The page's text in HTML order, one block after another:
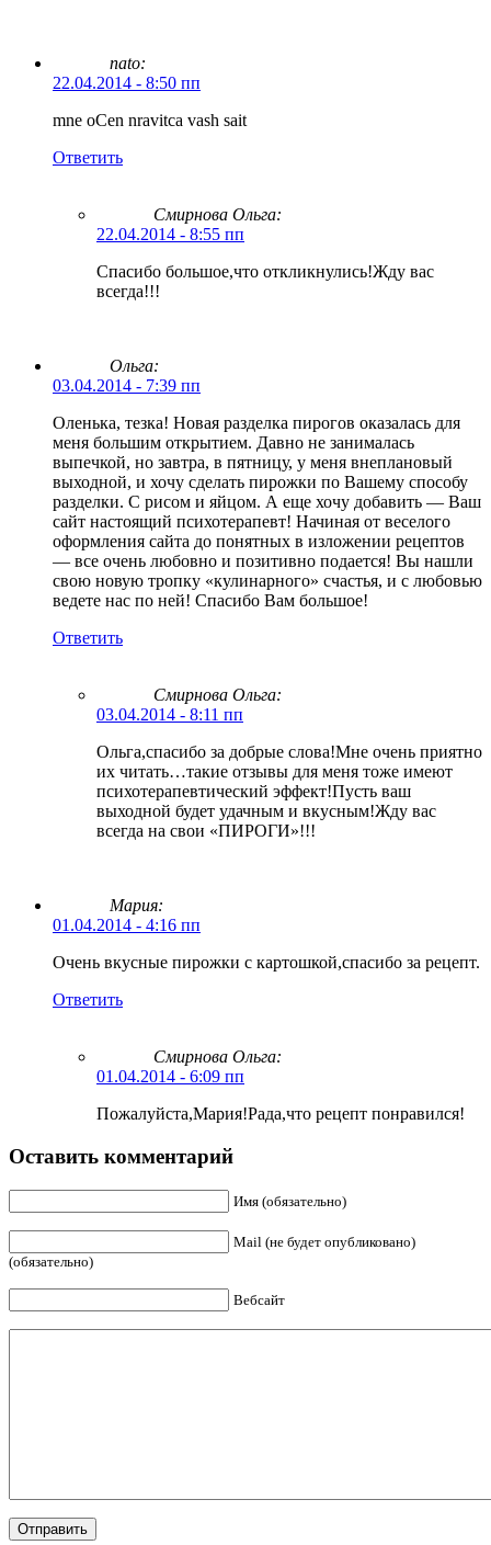
nato:
22.04.2014 - 8:50 пп
mne oCen nravitca vash sait
Ответить
Смирнова Ольга:
22.04.2014 - 8:55 пп
Спасибо большое,что откликнулись!Жду вас
всегда!!!
Ольга:
03.04.2014 - 7:39 пп
Оленька, тезка! Новая разделка пирогов оказалась для
меня большим открытием. Давно не занималась
выпечкой, но завтра, в пятницу, у меня внеплановый
выходной, и хочу сделать пирожки по Вашему способу
разделки. С рисом и яйцом. А еще хочу добавить — Ваш
сайт настоящий психотерапевт! Начиная от веселого
оформления сайта до понятных в изложении рецептов
— все очень любовно и позитивно подается! Вы нашли
свою новую тропку «кулинарного» счастья, и с любовью
ведете нас по ней! Спасибо Вам большое!
Ответить
Смирнова Ольга:
03.04.2014 - 8:11 пп
Ольга,спасибо за добрые слова!Мне очень приятно
их читать…такие отзывы для меня тоже имеют
психотерапевтический эффект!Пусть ваш
выходной будет удачным и вкусным!Жду вас
всегда на свои «ПИРОГИ»!!!
Мария:
01.04.2014 - 4:16 пп
Очень вкусные пирожки с картошкой,спасибо за рецепт.
Ответить
Смирнова Ольга:
01.04.2014 - 6:09 пп
Пожалуйста,Мария!Рада,что рецепт понравился!
Оставить комментарий
Имя (обязательно)
Mail (не будет опубликовано)
(обязательно)
Вебсайт